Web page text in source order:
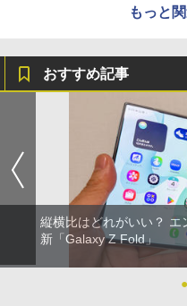
もっと
おすすめ記事
縦横比はどれがいい？ エ
新「Galaxy Z Fold」
●